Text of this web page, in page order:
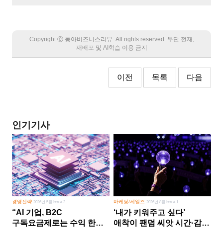
Copyright Ⓒ 동아비즈니스리뷰. All rights reserved. 무단 전재,
재배포 및 AI학습 이용 금지
이전 목록 다음
인기기사
경영전략 2026년 5월 Issue 2
“AI 기업, B2C
구독요금제로는 수익 한계
마케팅/세일즈 2026년 8월 Issue 1
‘내가 키워주고 싶다’
애착이 팬덤 씨앗 시간·감정